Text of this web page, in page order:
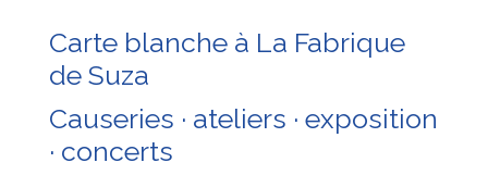
Carte blanche à La Fabrique
de Suza
Causeries · ateliers · exposition
· concerts